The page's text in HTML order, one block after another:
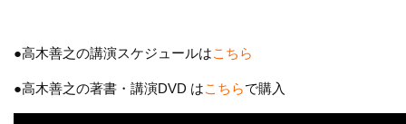
●高木善之の講演スケジュールはこちら
●高木善之の著書・講演DVD はこちらで購入